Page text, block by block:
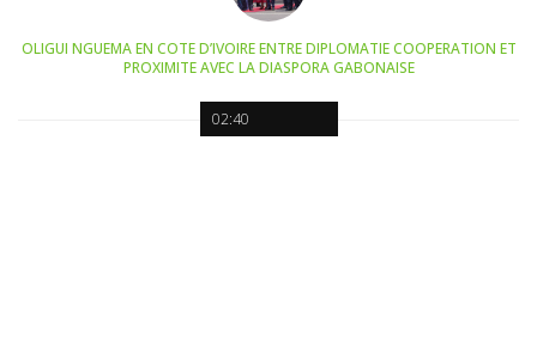
02:40
OLIGUI NGUEMA EN COTE D’IVOIRE ENTRE DIPLOMATIE COOPERATION ET
PROXIMITE AVEC LA DIASPORA GABONAISE